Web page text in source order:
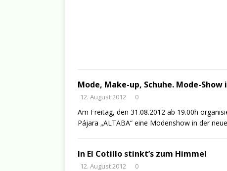
Mode, Make-up, Schuhe. Mode-Show
12. August 2012 0
Am Freitag, den 31.08.2012 ab 19.00h
Pájara „ALTABA“ eine Modenshow in der
In El Cotillo stinkt’s zum Himmel
12. August 2012 0